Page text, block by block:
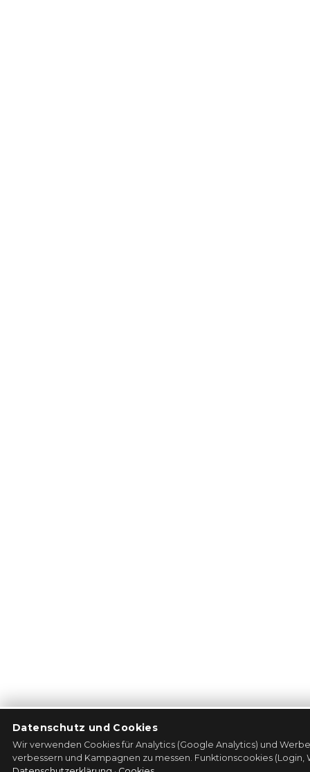
Datenschutz und Cookies
Wir verwenden Cookies für Analytics (Google Analytics) und
verbessern und Kampagnen zu messen. Funktionscookies